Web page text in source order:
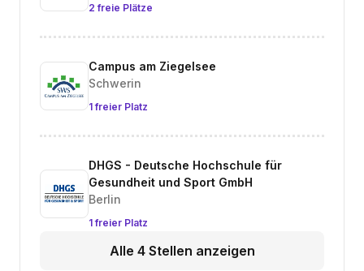
2 freie Plätze
Campus am Ziegelsee
Schwerin
1 freier Platz
DHGS - Deutsche Hochschule für
Gesundheit und Sport GmbH
Berlin
1 freier Platz
Alle 4 Stellen anzeigen